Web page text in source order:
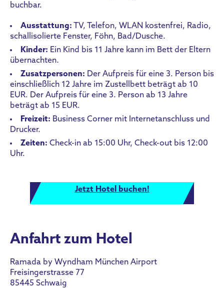
buchbar.
Ausstattung: TV, Telefon, WLAN kostenfrei, Radio,
schallisolierte Fenster, Föhn, Bad/Dusche.
Kinder: Ein Kind bis 11 Jahre kann im Bett der Eltern
übernachten.
Zusatzpersonen: Der Aufpreis für eine 3. Person bis
einschließlich 12 Jahre im Zustellbett beträgt ab 10
EUR. Der Aufpreis für eine 3. Person ab 13 Jahre
beträgt ab 15 EUR.
Freizeit: Business Corner mit Internetanschluss und
Drucker.
Zeiten: Check-in ab 15:00 Uhr, Check-out bis 12:00
Uhr.
Jetzt Hotel buchen!
Anfahrt zum Hotel
Ramada by Wyndham München Airport
Freisingerstrasse 77
85445 Schwaig